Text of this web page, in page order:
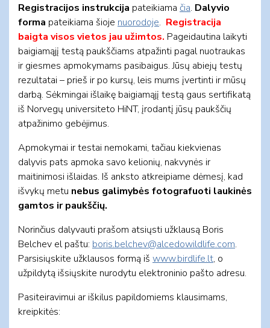
Registracijos instrukcija pateikiama čia. Dalyvio
forma pateikiama šioje nuorodoje. Registracija
baigta visos vietos jau užimtos. Pageidautina laikyti
baigiamąjį testą paukščiams atpažinti pagal nuotraukas
ir giesmes apmokymams pasibaigus. Jūsų abiejų testų
rezultatai – prieš ir po kursų, leis mums įvertinti ir mūsų
darbą. Sėkmingai išlaikę baigiamąjį testą gaus sertifikatą
iš Norvegų universiteto HiNT, įrodantį jūsų paukščių
atpažinimo gebėjimus.
Apmokymai ir testai nemokami, tačiau kiekvienas
dalyvis pats apmoka savo kelionių, nakvynės ir
maitinimosi išlaidas. Iš anksto atkreipiame dėmesį, kad
išvykų metu nebus galimybės fotografuoti laukinės
gamtos ir paukščių.
Norinčius dalyvauti prašom atsiųsti užklausą Boris
Belchev el paštu: boris.belchev@alcedowildlife.com.
Parsisiųskite užklausos formą iš www.birdlife.lt, o
užpildytą išsiųskite nurodytu elektroninio pašto adresu.
Pasiteiravimui ar iškilus papildomiems klausimams,
kreipkitės: